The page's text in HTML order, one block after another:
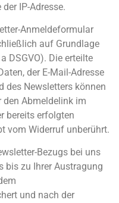
IP-Adresse.
Anmeldeformular
auf Grundlage
DSGVO). Die erteilte
der E-Mail-Adresse
des Newsletters können
den Abmeldelink im
bereits erfolgten
vom Widerruf unberührt.
Bezugs bei uns
bis zu Ihrer Austragung
und nach der